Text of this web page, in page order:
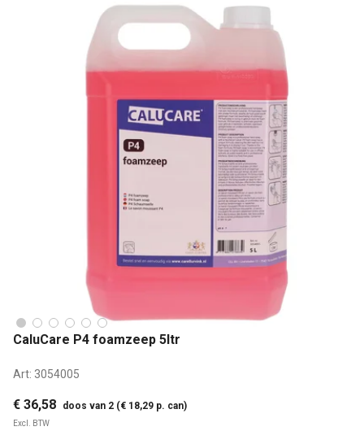
CaluCare P4 foamzeep 5ltr
Art: 3054005
€ 36,58 doos van 2 (€ 18,29 p. can)
Excl. BTW